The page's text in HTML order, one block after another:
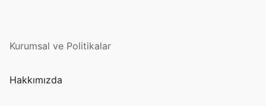
Kurumsal ve Politikalar
Hakkımızda